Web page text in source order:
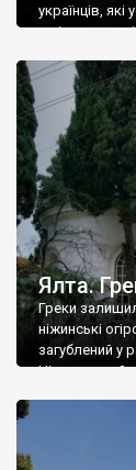
українців,
є відданими
Ялта.
Греки
ніжинські
загублений у
Ніжин греки?